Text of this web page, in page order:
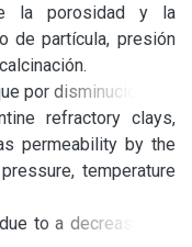
la porosidad y la
de partícula, presión
por disminución del
de la presión de
y disminuye la
los aumentos de
aumentan tanto la
como la
refractory clays,
permeability by the
temperature
to a decreasing in